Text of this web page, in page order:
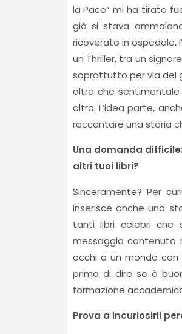
la Pace” mi ha tirato
già si stava
ricoverato in ospedale,
un Thriller, tra un
soprattutto per via del
oltre che
altro. L’idea parte,
raccontare una storia
Una domanda
altri tuoi libri?
Sinceramente? Per
inserisce anche una
tanti libri celebri che
messaggio contenuto
occhi a un mondo con
prima di dire se è
formazione
Prova a incuriosirli